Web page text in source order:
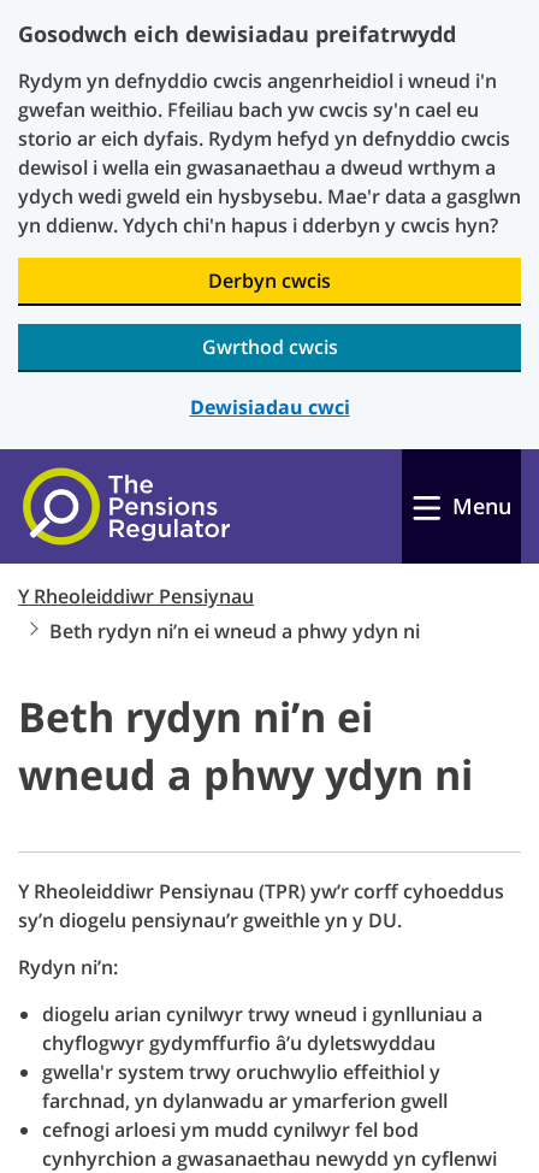
Gosodwch eich dewisiadau preifatrwydd
Rydym yn defnyddio cwcis angenrheidiol i wneud i'n
gwefan weithio. Ffeiliau bach yw cwcis sy'n cael eu
storio ar eich dyfais. Rydym hefyd yn defnyddio cwcis
dewisol i wella ein gwasanaethau a dweud wrthym a
ydych wedi gweld ein hysbysebu. Mae'r data a gasglwn
yn ddienw. Ydych chi'n hapus i dderbyn y cwcis hyn?
Derbyn cwcis
Gwrthod cwcis
Dewisiadau cwci
Skip to main content
Menu
Y Rheoleiddiwr Pensiynau
Beth rydyn ni’n ei wneud a phwy ydyn ni
Beth rydyn ni’n ei
wneud a phwy ydyn ni
Y Rheoleiddiwr Pensiynau (TPR) yw’r corff cyhoeddus
sy’n diogelu pensiynau’r gweithle yn y DU.
Rydyn ni’n:
diogelu arian cynilwyr trwy wneud i gynlluniau a
chyflogwyr gydymffurfio â’u dyletswyddau
gwella'r system trwy oruchwylio effeithiol y
farchnad, yn dylanwadu ar ymarferion gwell
cefnogi arloesi ym mudd cynilwyr fel bod
cynhyrchion a gwasanaethau newydd yn cyflenwi